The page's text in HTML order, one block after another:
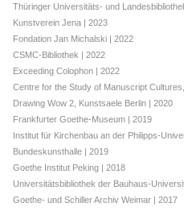
Thüringer Universitäts- und
Kunstverein Jena | 2023
Fondation Jan Michalski | 2022
CSMC-Bibliothek | 2022
Exceeding Colophon | 2022
Centre for the Study of Manuscript
Drawing Wow 2, Kunstsaele Berlin | 2020
Frankfurter Goethe-Museum | 2019
Institut für Kirchenbau an der Philipps-
Bundeskunsthalle | 2019
Goethe Institut Peking | 2018
Universitätsbibliothek der Bauhaus-
Goethe- und Schiller Archiv Weimar | 2017